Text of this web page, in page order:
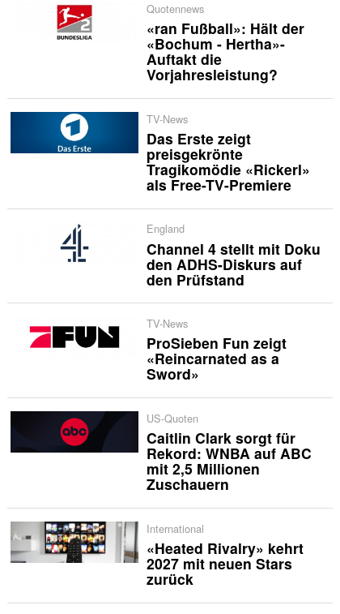
Quotennews
«ran Fußball»: Hält der
«Bochum - Hertha»-
Auftakt die
Vorjahresleistung?
TV-News
Das Erste zeigt
preisgekrönte
Tragikomödie «Rickerl»
als Free-TV-Premiere
England
Channel 4 stellt mit Doku
den ADHS-Diskurs auf
den Prüfstand
TV-News
ProSieben Fun zeigt
«Reincarnated as a
Sword»
US-Quoten
Caitlin Clark sorgt für
Rekord: WNBA auf ABC
mit 2,5 Millionen
Zuschauern
International
«Heated Rivalry» kehrt
2027 mit neuen Stars
zurück